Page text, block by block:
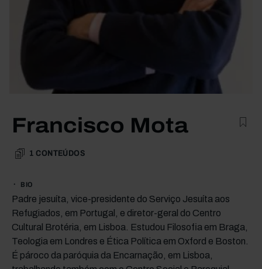
Francisco Mota
1 CONTEÚDOS
BIO
Padre jesuíta, vice-presidente do Serviço Jesuíta aos
Refugiados, em Portugal, e diretor-geral do Centro
Cultural Brotéria, em Lisboa. Estudou Filosofia em Braga,
Teologia em Londres e Ética Política em Oxford e Boston.
É pároco da paróquia da Encarnação, em Lisboa,